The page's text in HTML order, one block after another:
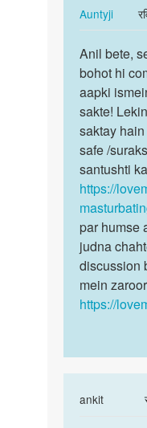
apki
kya
by
Auntyji
AuntyjiIn
reply
to
Sex
krna
hy
by
Anil
Anil
bete,
sex
ki
ichchha…
Anil bete,
bohot hi
aapki
sakte!
saktay
safe /
santushti
https://
par humse
judna
discussion
mein
https://
ankitIn